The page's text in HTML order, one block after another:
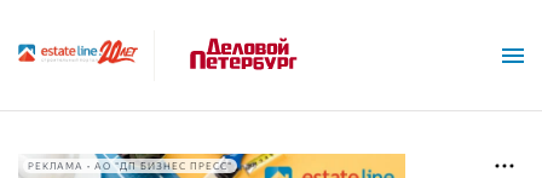
РЕКЛАМА • АО "ДП БИЗНЕС ПРЕСС"